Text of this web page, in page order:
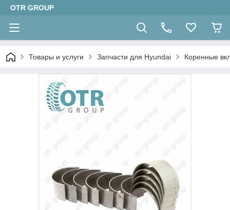
OTR GROUP
Товары и услуги Запчасти для Hyundai Коренные